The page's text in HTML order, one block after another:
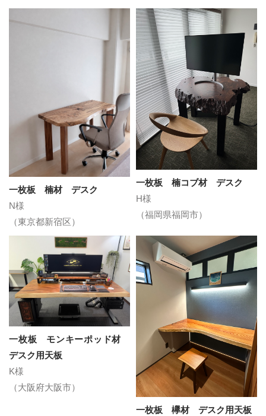
一枚板 楠材 デスク
N様
（東京都新宿区）
一枚板 楠コブ材 デスク
H様
（福岡県福岡市）
一枚板 モンキーポッド材
デスク用天板
K様
（大阪府大阪市）
一枚板 欅材 デスク用天板